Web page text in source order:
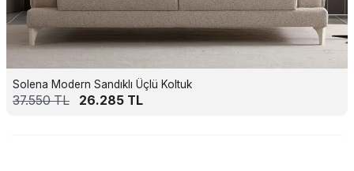
Solena Modern Sandıklı Üçlü Koltuk
37.550TL 26.285 TL